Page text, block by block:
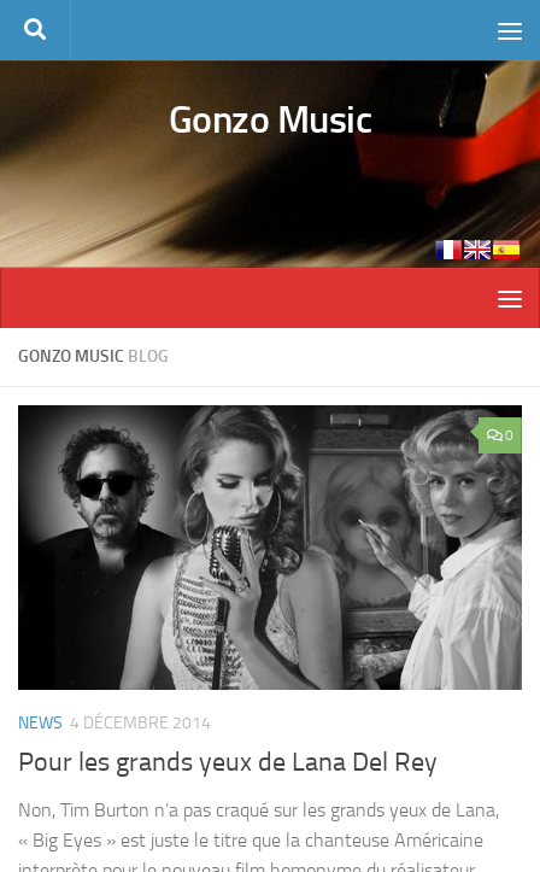
Skip to content
Gonzo Music
GONZO MUSIC BLOG
0
NEWS 4 DÉCEMBRE 2014
Pour les grands yeux de Lana Del Rey
Non, Tim Burton n’a pas craqué sur les grands yeux de Lana,
« Big Eyes » est juste le titre que la chanteuse Américaine